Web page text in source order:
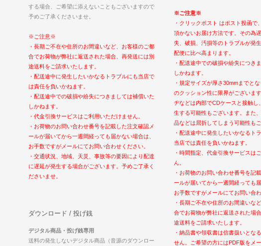
する場合、ご希望に添えないこともございますので
予めご了承くださいませ。
※ご注意※
・長期ご不在や住所のお間違いなど、お客様のご都
合でお荷物が弊社に返送された場合、再発送には別
途送料をご請求いたします。
・配送途中に発生したいかなるトラブルにも当店で
は責任を負いかねます。
・配送途中での破損や紛失につきましては補償いた
しかねます。
・代金引換サービスはご利用いただけません。
・お荷物のお問い合わせ番号を記載した注文確認メ
ールが届いてから一週間経っても届かない場合は、
お手数ですがメールにてお問い合わせください。
・交通状況、地域、天災、事故等の要因により配達
に遅延が発生する場合がございます。予めご了承く
ださいませ。
※ご注意※
・クリックポスト はポスト投函で
頂かないお届け方法です。その為
失、破損、汚損等のトラブルが発
配便に比べ高まります。
・配送途中での破損や紛失につき
しかねます。
・規定サイズが厚さ30mmまでと
のクッション性に限界がございま
ヂなどは内部でCDケースと接触し
生する可能性もございます。また
品などは屈折してしまう可能性もご
・配送途中に発生したいかなるト
当店では責任を負いかねます。
・時間指定、代金引換サービスは
ん。
・お荷物のお問い合わせ番号を記
ールが届いてから一週間経っても
お手数ですがメールにてお問い合わ
・長期ご不在や住所のお間違いな
合でお荷物が弊社に返送された場
途送料をご請求いたします。
・納品書や領収書は信書扱いとな
せん。ご希望の方にはPDF版をメ
ダウンロード / 投げ銭
デジタル商品・投げ銭専用
送料の発生しないデジタル商品（音源のダウンロー